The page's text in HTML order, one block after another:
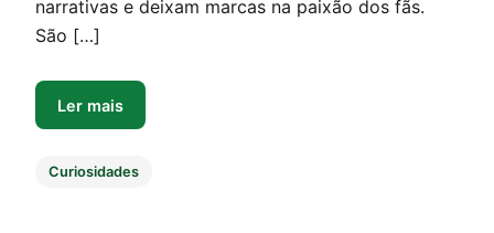
narrativas e deixam marcas na paixão dos fãs.
São […]
Ler mais
Curiosidades